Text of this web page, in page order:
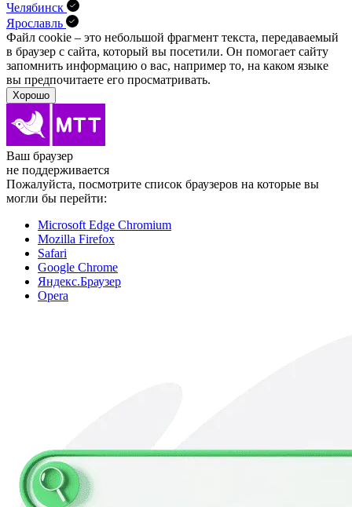
Челябинск
Ярославль
Файл cookie – это небольшой фрагмент текста, передава­емый
в браузер с сайта, который вы посетили. Он помо­гает сайту
запомнить информацию о вас, например то, на каком языке
вы предпочитаете его просматривать.
Хорошо
Ваш браузер
не поддерживается
Пожалуйста, посмотрите список браузеров на которые вы
могли бы перейти:
Microsoft Edge Chromium
Mozilla Firefox
Safari
Google Chrome
Яндекс.Браузер
Opera